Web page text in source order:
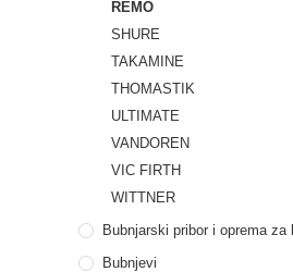
REMO
SHURE
TAKAMINE
THOMASTIK
ULTIMATE
VANDOREN
VIC FIRTH
WITTNER
Bubnjarski pribor i oprema za
Bubnjevi